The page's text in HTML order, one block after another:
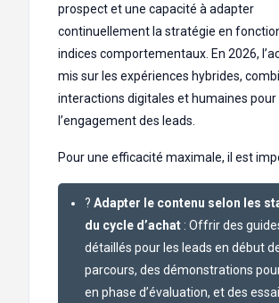
prospect et une capacité à adapter
continuellement la stratégie en
indices comportementaux. En 2026,
mis sur les expériences hybrides,
interactions digitales et humaines
l’engagement des leads.
Pour une efficacité maximale, il est
? Adapter le contenu selon les
du cycle d’achat : Offrir des
détaillés pour les leads en début
parcours, des démonstrations
en phase d’évaluation, et des